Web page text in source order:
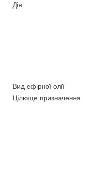
Дія
Вид ефірної олії
Цілюще призначення